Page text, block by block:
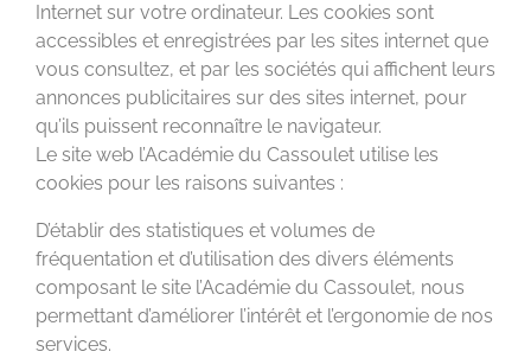
Internet sur votre ordinateur. Les cookies sont
accessibles et enregistrées par les sites internet que
vous consultez, et par les sociétés qui affichent leurs
annonces publicitaires sur des sites internet, pour
qu’ils puissent reconnaître le navigateur.
Le site web l’Académie du Cassoulet utilise les
cookies pour les raisons suivantes :
D’établir des statistiques et volumes de
fréquentation et d’utilisation des divers éléments
composant le site l’Académie du Cassoulet, nous
permettant d’améliorer l’intérêt et l’ergonomie de nos
services.